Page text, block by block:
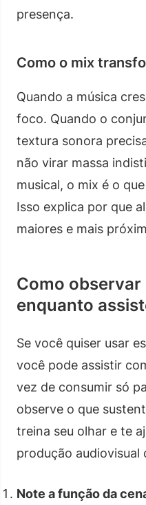
presença.
Como o mix
Quando a música
foco. Quando o
textura sonora
não virar massa
musical, o mix é o
Isso explica por que
maiores e mais
Como
enquanto
Se você quiser usar
você pode assistir
vez de consumir só
observe o que
treina seu olhar e te
produção audiovisual
Note a função da